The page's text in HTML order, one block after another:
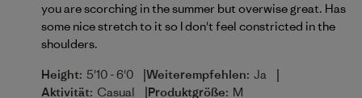
you are scorching in the summer but overwise great. Has
some nice stretch to it so I don't feel constricted in the
shoulders.
Height: 5'10 - 6'0 |Weiterempfehlen: Ja |
Aktivität: Casual |Produktgröße: M